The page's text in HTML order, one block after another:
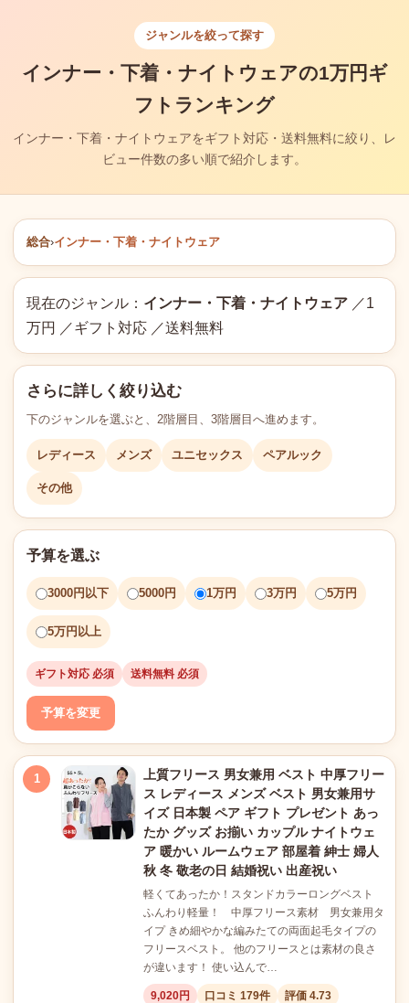
ジャンルを絞って探す
インナー・下着・ナイトウェアの1万円ギ
フトランキング
インナー・下着・ナイトウェアをギフト対応・送料無料に絞り、レ
ビュー件数の多い順で紹介します。
総合›インナー・下着・ナイトウェア
現在のジャンル： インナー・下着・ナイトウェア ／1
万円 ／ギフト対応 ／送料無料
さらに詳しく絞り込む
下のジャンルを選ぶと、2階層目、3階層目へ進めます。
レディース メンズ ユニセックス ペアルック
その他
予算を選ぶ
3000円以下 5000円 1万円 3万円 5万円
5万円以上
ギフト対応 必須 送料無料 必須
予算を変更
1
上質フリース 男女兼用 ベスト 中厚フリー
ス レディース メンズ ベスト 男女兼用サ
イズ 日本製 ペア ギフト プレゼント あっ
たか グッズ お揃い カップル ナイトウェ
ア 暖かい ルームウェア 部屋着 紳士 婦人
秋 冬 敬老の日 結婚祝い 出産祝い
軽くてあったか！スタンドカラーロングベスト
ふんわり軽量！ 中厚フリース素材 男女兼用タ
イプ きめ細やかな編みたての両面起毛タイプの
フリースベスト。 他のフリースとは素材の良さ
が違います！ 使い込んで…
9,020円 口コミ 179件
評価 4.73